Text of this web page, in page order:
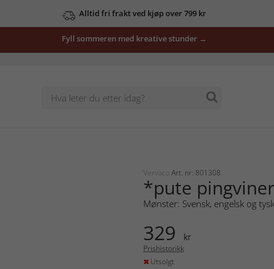
Alltid fri frakt ved kjøp over 799 kr
Fyll sommeren med kreative stunder →
Vervaco Art. nr: 801308
*pute pingviner
Mønster: Svensk, engelsk og tysk.
329 kr
Prishistorikk
Utsolgt